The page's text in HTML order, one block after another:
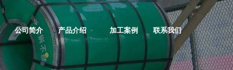
公司简介 产品介绍 加工案例 联系我们